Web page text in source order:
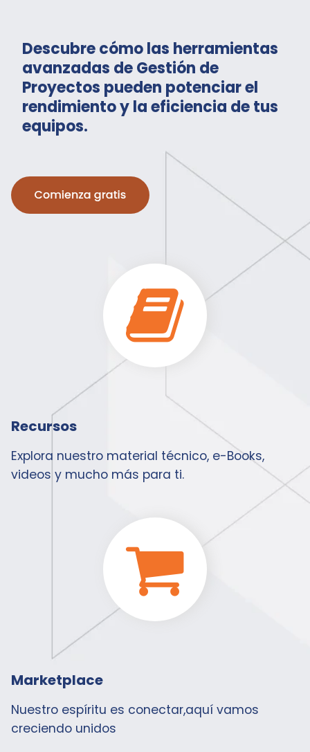
Descubre cómo las herramientas
avanzadas de Gestión de
Proyectos pueden potenciar el
rendimiento y la eficiencia de tus
equipos.
Recursos
Explora nuestro material técnico, e-Books,
videos y mucho más para ti.
Marketplace
Nuestro espíritu es conectar,aquí vamos
creciendo unidos